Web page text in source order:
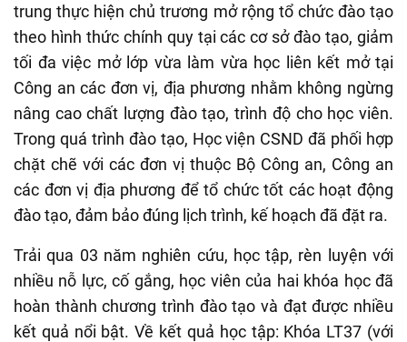
trung thực hiện chủ trương mở rộng tổ chức đào tạo
theo hình thức chính quy tại các cơ sở đào tạo, giảm
tối đa việc mở lớp vừa làm vừa học liên kết mở tại
Công an các đơn vị, địa phương nhằm không ngừng
nâng cao chất lượng đào tạo, trình độ cho học viên.
Trong quá trình đào tạo, Học viện CSND đã phối hợp
chặt chẽ với các đơn vị thuộc Bộ Công an, Công an
các đơn vị địa phương để tổ chức tốt các hoạt động
đào tạo, đảm bảo đúng lịch trình, kế hoạch đã đặt ra.
Trải qua 03 năm nghiên cứu, học tập, rèn luyện với
nhiều nỗ lực, cố gắng, học viên của hai khóa học đã
hoàn thành chương trình đào tạo và đạt được nhiều
kết quả nổi bật. Về kết quả học tập: Khóa LT37 (với